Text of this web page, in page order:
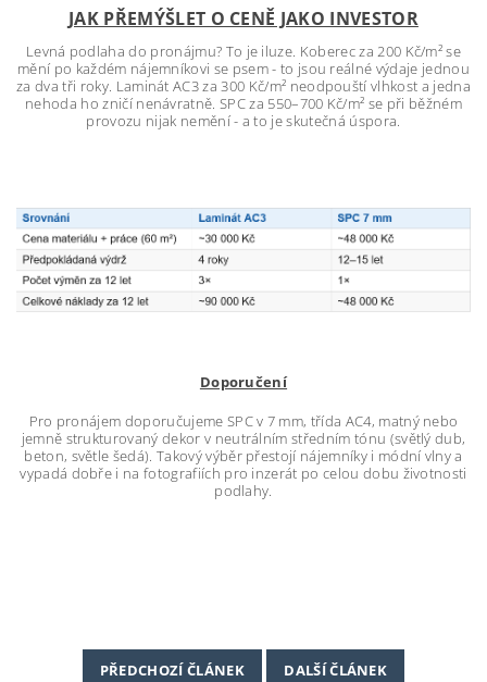
JAK PŘEMÝŠLET O CENĚ JAKO INVESTOR
Levná podlaha do pronájmu? To je iluze. Koberec za 200 Kč/m² se
mění po každém nájemníkovi se psem - to jsou reálné výdaje jednou
za dva tři roky. Laminát AC3 za 300 Kč/m² neodpouští vlhkost a jedna
nehoda ho zničí nenávratně. SPC za 550–700 Kč/m² se při běžném
provozu nijak nemění - a to jeskutečná úspora.
Doporučení
Pro pronájem doporučujeme SPC v 7 mm, třída AC4, matný nebo
jemně strukturovaný dekor v neutrálním středním tónu (světlý dub,
beton, světle šedá). Takový výběr přestojí nájemníky i módní vlny a
vypadá dobře i na fotografiích pro inzerát po celou dobu životnosti
podlahy.
PŘEDCHOZÍ ČLÁNEK DALŠÍ ČLÁNEK